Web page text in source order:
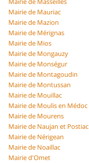
Mairie de Mauriac
Mairie de Mazion
Mairie de Mérignas
Mairie de Mios
Mairie de Mongauzy
Mairie de Monségur
Mairie de Montagoudin
Mairie de Montussan
Mairie de Mouillac
Mairie de Moulis en Médoc
Mairie de Mourens
Mairie de Naujan et Postiac
Mairie de Nérigean
Mairie de Noaillac
Mairie d'Omet